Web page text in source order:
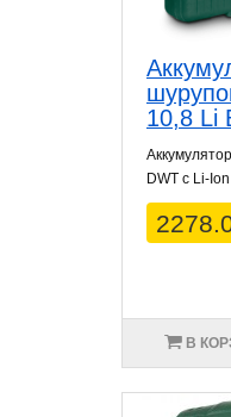
10,8 Li
DWT с Li-Ion
В